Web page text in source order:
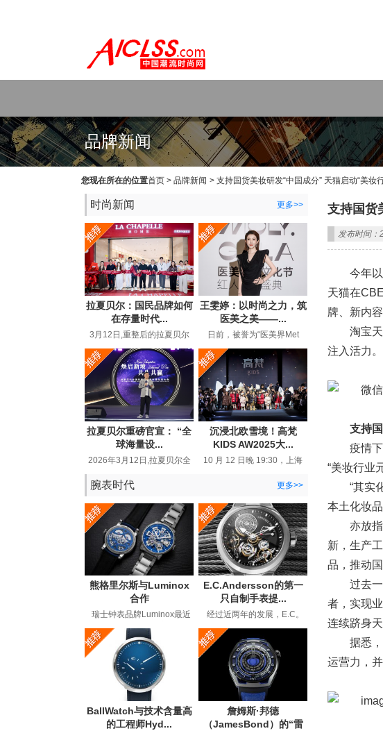
品牌新闻
您现在所在的位置首页 > 品牌新闻 > 支持国货美妆研发“中国成分” 天猫启动“美妆
时尚新闻 更多>>
拉夏贝尔：国民品牌如何
在存量时代...
3月12日,重整后的拉夏贝尔
“线上百亿回归”,重新回到行
业视...
王雯婷：以时尚之力，筑
医美之美——...
日前，被誉为“医美界Met
圆满落幕。这场汇聚全球顶
尖医...
拉夏贝尔重磅官宣： “全
球海量设...
2026年3月12日,拉夏贝尔全
在浙江嘉兴举行。这个28年
国民...
沉浸北欧雪境！高梵
KIDS AW2025大...
10 月 12 日晚 19:30，上海
热烈所笼罩。以 “北欧精灵 ...
腕表时代 更多>>
熊格里尔斯与Luminox
合作
瑞士钟表品牌Luminox最近
作关系，并推出了他...
E.C.Andersson的第一
只自制手表提...
经过近两年的发展，E.C。
期待已久的手工手表。...
BallWatch与技术含量高
的工程师Hyd...
詹姆斯·邦德
（JamesBond）的“雷
支持国货
发布时间：
今年
天猫在
牌、新内
淘宝
注入活力。
支持
疫情
“美妆行业
“其实
本土化妆
亦放
新，生产
品，推动
过去
者，实现
连续跻身
据悉
运营力，